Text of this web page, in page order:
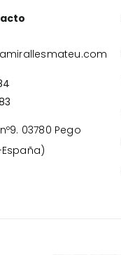
03780 Pego